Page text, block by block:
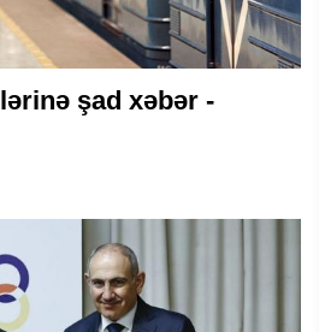
şad xəbər -